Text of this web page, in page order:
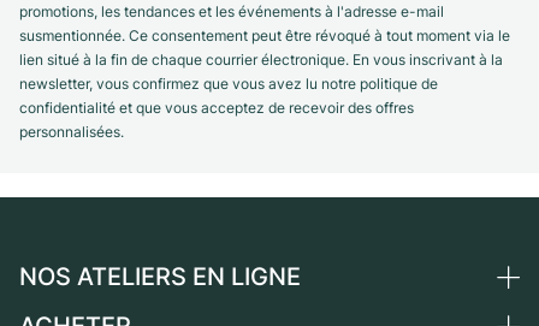
promotions, les tendances et les événements à l'adresse e-mail
susmentionnée. Ce consentement peut être révoqué à tout moment via le
lien situé à la fin de chaque courrier électronique. En vous inscrivant à la
newsletter, vous confirmez que vous avez lu notre politique de
confidentialité et que vous acceptez de recevoir des offres
personnalisées.
NOS ATELIERS EN LIGNE